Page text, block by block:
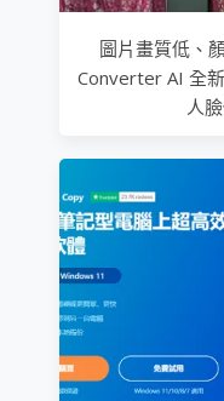
圖片畫質低、
Converter AI 全
人